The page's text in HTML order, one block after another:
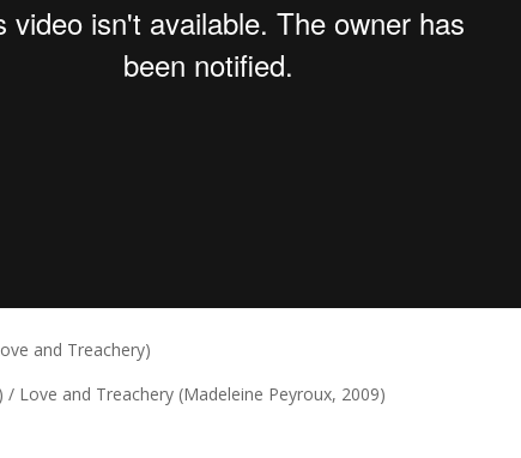
and Treachery)
Love and Treachery (Madeleine Peyroux, 2009)